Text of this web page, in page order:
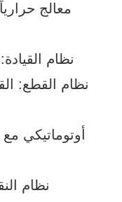
نظام
نظام القطع:
نظام